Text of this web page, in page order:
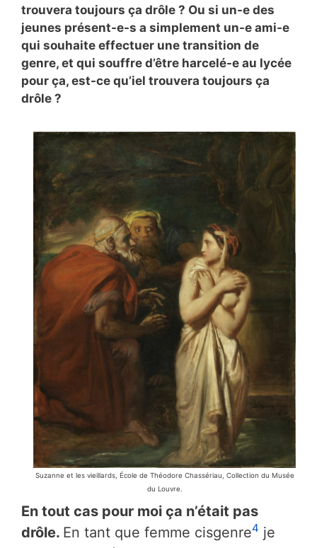
trouvera toujours ça drôle ? Ou si un-e des
jeunes présent-e-s a simplement un-e ami-e
qui souhaite effectuer une transition de
genre, et qui souffre d’être harcelé-e au lycée
pour ça, est-ce qu’iel trouvera toujours ça
drôle ?
Suzanne et les vieillards, École de Théodore Chassériau, Collection du Musée
du Louvre.
En tout cas pour moi ça n’était pas
drôle. En tant que femme cisgenre4 je